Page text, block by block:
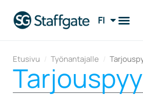
FI
EN
Etusivu / Työnantajalle /